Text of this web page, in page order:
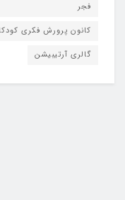
فجر
کانون پرورش فکری
گالری آرتیبیشن